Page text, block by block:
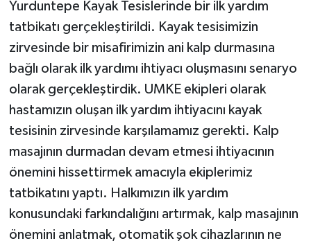
Yurduntepe Kayak Tesislerinde bir ilk yardım
tatbikatı gerçekleştirildi. Kayak tesisimizin
zirvesinde bir misafirimizin ani kalp durmasına
bağlı olarak ilk yardımı ihtiyacı oluşmasını senaryo
olarak gerçekleştirdik. UMKE ekipleri olarak
hastamızın oluşan ilk yardım ihtiyacını kayak
tesisinin zirvesinde karşılamamız gerekti. Kalp
masajının durmadan devam etmesi ihtiyacının
önemini hissettirmek amacıyla ekiplerimiz
tatbikatını yaptı. Halkımızın ilk yardım
konusundaki farkındalığını artırmak, kalp masajının
önemini anlatmak, otomatik şok cihazlarının ne